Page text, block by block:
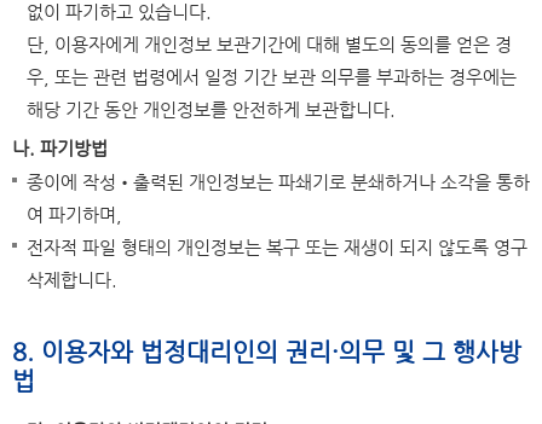
없이 파기하고 있습니다.
단, 이용자에게 개인정보 보관기간에 대해 별도의 동의를 얻은 경
우, 또는 관련 법령에서 일정 기간 보관 의무를 부과하는 경우에는
해당 기간 동안 개인정보를 안전하게 보관합니다.
나. 파기방법
종이에 작성•출력된 개인정보는 파쇄기로 분쇄하거나 소각을 통하
여 파기하며,
전자적 파일 형태의 개인정보는 복구 또는 재생이 되지 않도록 영구
삭제합니다.
8. 이용자와 법정대리인의 권리·의무 및 그 행사방
법